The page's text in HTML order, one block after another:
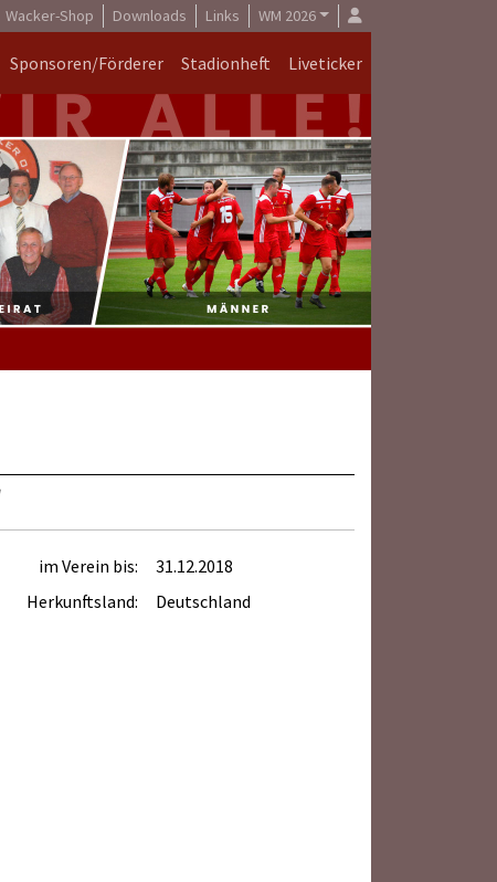
Wacker-Shop Downloads Links WM 2026
Sponsoren/Förderer Stadionheft Liveticker
im Verein bis:
31.12.2018
Herkunftsland:
Deutschland